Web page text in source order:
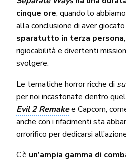
cinque ore; quando lo
alla conclusione di aver giocato
sparatutto in terza persona
rigiocabilità e divertenti
svolgere.
Le tematiche horror ricche di
per noi incastonate dentro
Evil 2 Remakee Capcom,
anche con i rifacimenti sta
orrorifico per dedicarsi
C’è un’ampia gamma di